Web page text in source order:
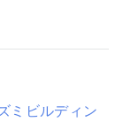
ミビルディン